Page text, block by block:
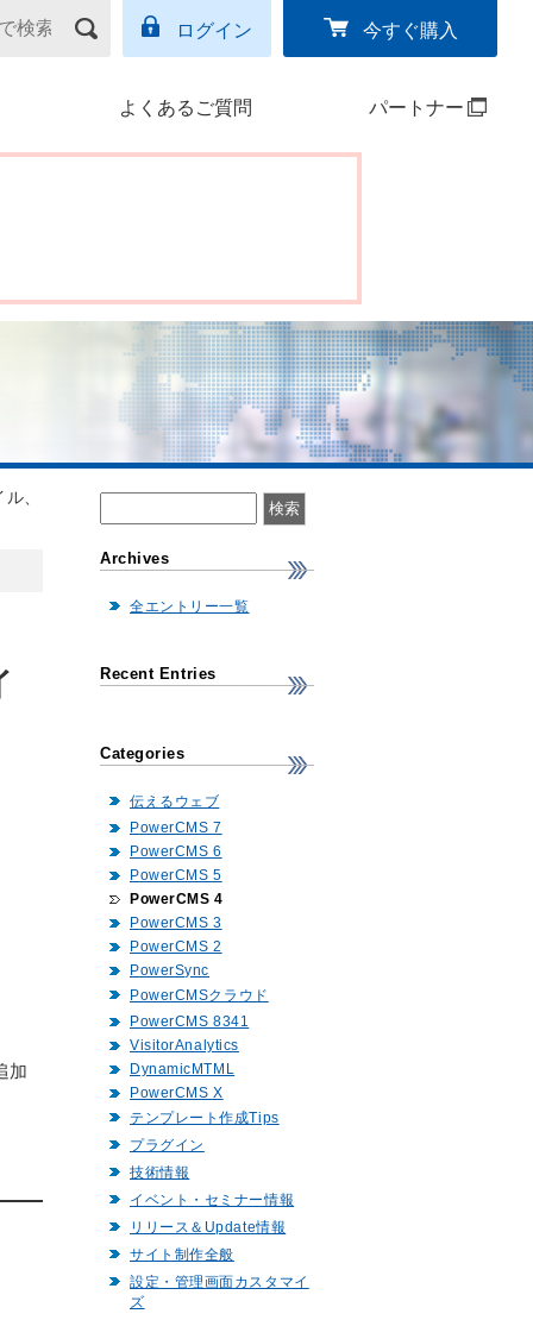
ログイン 今すぐ購入
よくあるご質問 パートナー
、
加
Archives
全エントリー一覧
Recent Entries
Categories
伝えるウェブ
PowerCMS 7
PowerCMS 6
PowerCMS 5
PowerCMS 4
PowerCMS 3
PowerCMS 2
PowerSync
PowerCMSクラウド
PowerCMS 8341
VisitorAnalytics
DynamicMTML
PowerCMS X
テンプレート作成Tips
プラグイン
技術情報
イベント・セミナー情報
リリース＆Update情報
サイト制作全般
設定・管理画面カスタマイ
ズ